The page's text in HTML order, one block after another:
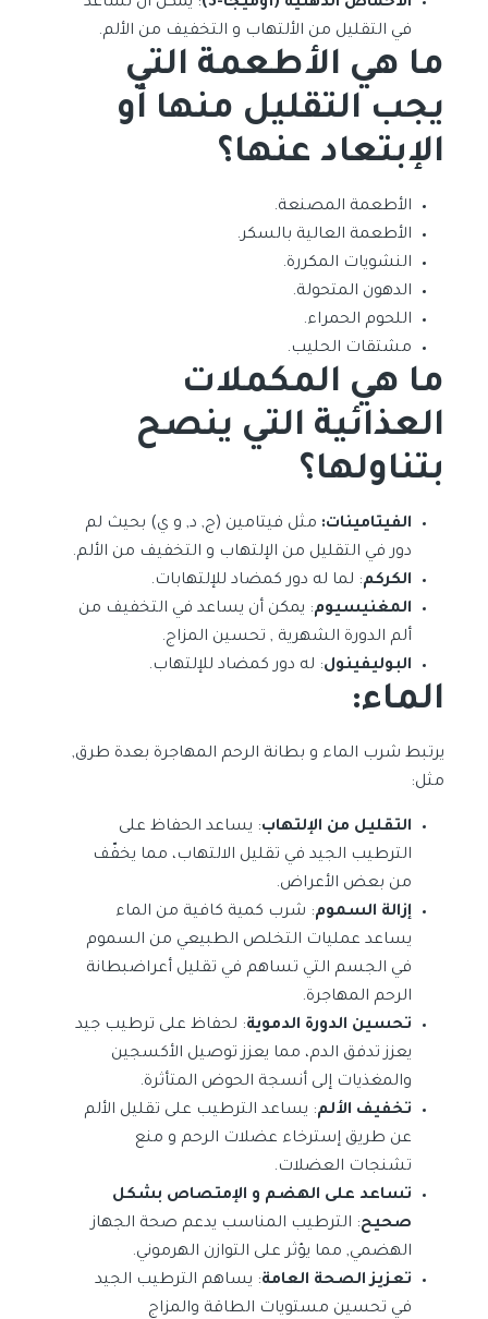
في التقليل من الألتهاب و التخفيف من الألم.
ما هي الأطعمة التي
يجب التقليل منها أو
الإبتعاد عنها؟
الأطعمة المصنعة.
الأطعمة العالية بالسكر.
النشويات المكررة.
الدهون المتحولة.
اللحوم الحمراء.
مشتقات الحليب.
ما هي المكملات
العذائية التي ينصح
بتناولها؟
الفيتامينات: مثل فيتامين (ج, د, و ي) بحيث لم
دور في التقليل من الإلتهاب و التخفيف من الألم.
الكركم: لما له دور كمضاد للإلتهابات.
المغنيسيوم: يمكن أن يساعد في التخفيف من
ألم الدورة الشهرية , تحسين المزاج.
البوليفينول: له دور كمضاد للإلتهاب.
الماء:
يرتبط شرب الماء و بطانة الرحم المهاجرة بعدة طرق,
مثل:
التقليل من الإلتهاب: يساعد الحفاظ على
الترطيب الجيد في تقليل الالتهاب، مما يخفّف
من بعض الأعراض.
إزالة السموم: شرب كمية كافية من الماء
يساعد عمليات التخلص الطبيعي من السموم
في الجسم التي تساهم في تقليل أعراضبطانة
الرحم المهاجرة.
تحسين الدورة الدموية: لحفاظ على ترطيب جيد
يعزز تدفق الدم، مما يعزز توصيل الأكسجين
والمغذيات إلى أنسجة الحوض المتأثرة.
تخفيف الألم: يساعد الترطيب على تقليل الألم
عن طريق إسترخاء عضلات الرحم و منع
تشنجات العضلات.
تساعد على الهضم و الإمتصاص بشكل
صحيح: الترطيب المناسب يدعم صحة الجهاز
الهضمي, مما يؤثر على التوازن الهرموني.
تعزيز الصحة العامة: يساهم الترطيب الجيد
في تحسين مستويات الطاقة والمزاج